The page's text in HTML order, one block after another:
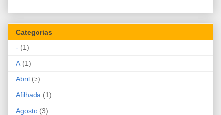
Categorias
- (1)
A (1)
Abril (3)
Afilhada (1)
Agosto (3)